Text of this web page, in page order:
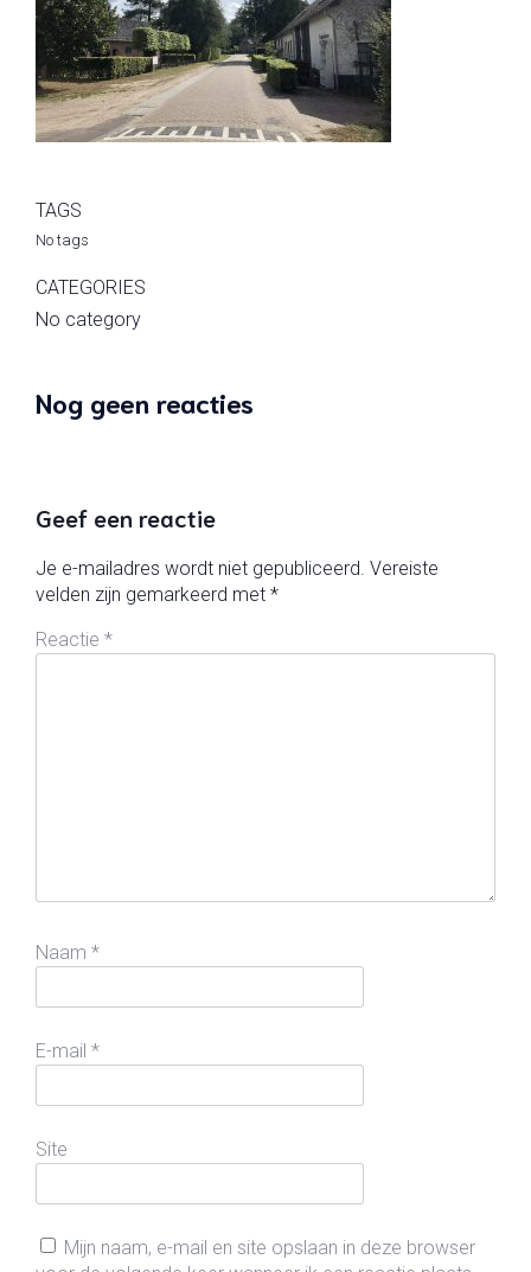
TAGS
No tags
CATEGORIES
No category
Nog geen reacties
Geef een reactie
Je e-mailadres wordt niet gepubliceerd. Vereiste
velden zijn gemarkeerd met *
Reactie *
Naam *
E-mail *
Site
Mijn naam, e-mail en site opslaan in deze browser